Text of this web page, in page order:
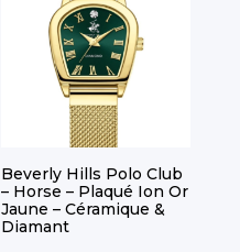
649.00€.349.00€.
Beverly Hills Polo Club
– Horse – Plaqué Ion Or
Jaune – Céramique &
Diamant